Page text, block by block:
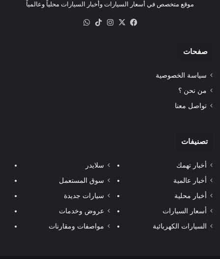
موقع متخصص في أسعار السيارات وأخبار السيارات محلياً وعالمياً
فيسبوك
‫X انستقرام‫TikTok
صفحات
سياسة الخصوصية
من نحن ؟
تواصل معنا
تصنيفات
أخبار تهمك
أخبار عالمية
أخبار محلية
أسعار السيارات
السيارات الكهربائية
سلايدر
سوق المستعمل
سيارات جديدة
عروض وخدمات
مواصفات ومقارنات